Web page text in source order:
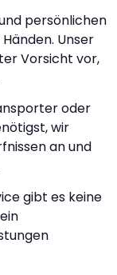
persönlichen
Unser
Vorsicht vor,
oder
wir
an und
gibt es keine